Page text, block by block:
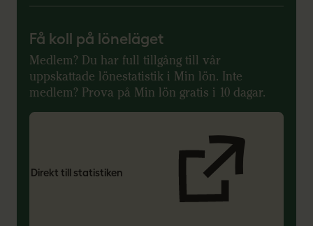
Få koll på löneläget
Medlem? Du har full tillgång till vår
uppskattade lönestatistik i Min lön. Inte
medlem? Prova på Min lön gratis i 10 dagar.
Direkt till statistiken